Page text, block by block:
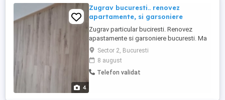
4
Zugrav bucuresti.. renovez
apartamente, si garsoniere
Zugrav particular buciresti. Renovez
apastamente si garsoniere bucuresti. Ma
deplasez la 50 km de bucuresti. Pt mai
multe detalii nu ezitati sa apelati nr de tel.
Sector 2, Bucuresti
8 august
Telefon validat